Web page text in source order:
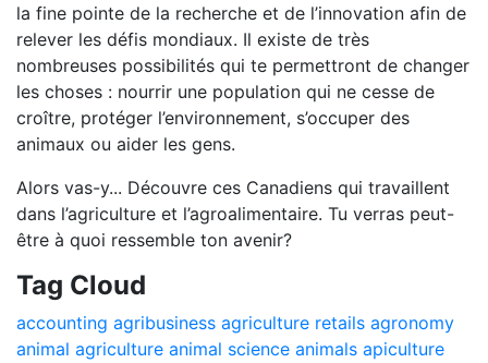
la fine pointe de la recherche et de l’innovation afin de
relever les défis mondiaux. Il existe de très
nombreuses possibilités qui te permettront de changer
les choses : nourrir une population qui ne cesse de
croître, protéger l’environnement, s’occuper des
animaux ou aider les gens.
Alors vas-y... Découvre ces Canadiens qui travaillent
dans l’agriculture et l’agroalimentaire. Tu verras peut-
être à quoi ressemble ton avenir?
Tag Cloud
accounting agribusiness agriculture retails agronomy
animal agriculture animal science animals apiculture